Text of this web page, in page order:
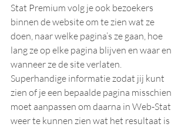
Stat Premium volg je ook bezoekers
binnen de website om te zien wat ze
doen, naar welke pagina’s ze gaan, hoe
lang ze op elke pagina blijven en waar en
wanneer ze de site verlaten.
Superhandige informatie zodat jij kunt
zien of je een bepaalde pagina misschien
moet aanpassen om daarna in Web-Stat
weer te kunnen zien wat het resultaat is